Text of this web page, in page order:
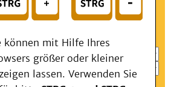
für Ihren Schnelleinstieg
können mit Hilfe Ihres
größer oder kleiner
lassen. Verwenden Sie
Zentren
am UKD
Unterstützung